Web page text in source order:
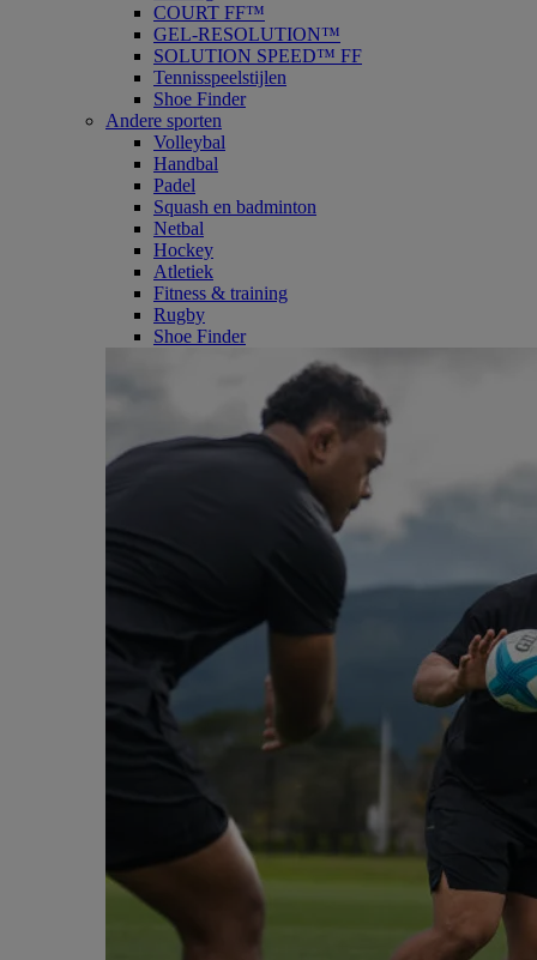
COURT FF™
GEL-RESOLUTION™
SOLUTION SPEED™ FF
Tennisspeelstijlen
Shoe Finder
Andere sporten
Volleybal
Handbal
Padel
Squash en badminton
Netbal
Hockey
Atletiek
Fitness & training
Rugby
Shoe Finder